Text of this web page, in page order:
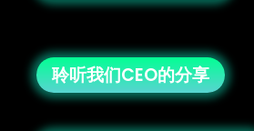
聆听我们CEO的分享